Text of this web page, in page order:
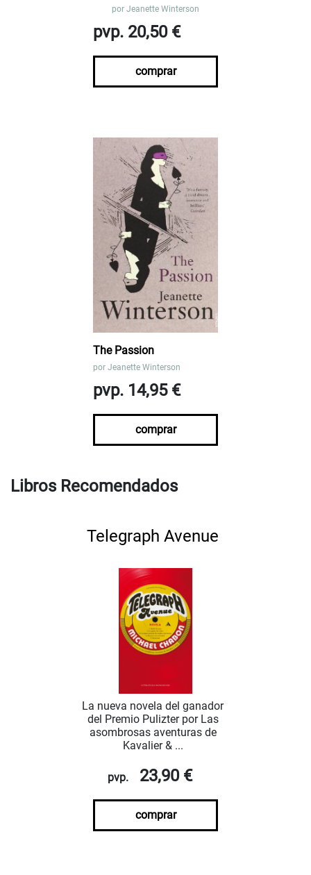
por Jeanette Winterson
pvp. 20,50 €
comprar
The Passion
por Jeanette Winterson
pvp. 14,95 €
comprar
Libros Recomendados
Telegraph Avenue
La nueva novela del ganador
del Premio Pulizter por Las
asombrosas aventuras de
Kavalier & ...
pvp. 23,90 €
comprar